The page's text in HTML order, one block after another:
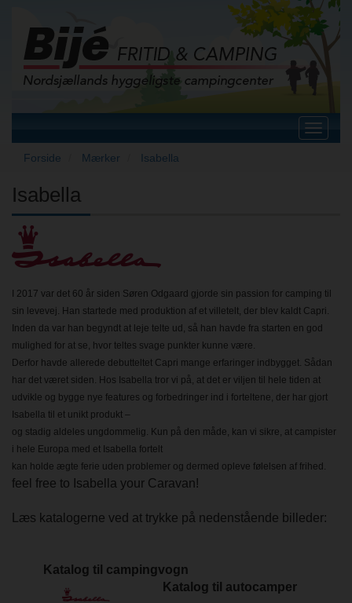
Toggle
Forside
Mærker Isabella
Isabella
I 2017 var det 60 år siden Søren Odgaard gjorde sin passion for camping til
sin levevej. Han startede med produktion af et villetelt, der blev kaldt Capri.
Inden da var han begyndt at leje telte ud, så han havde fra starten en god
mulighed for at se, hvor teltes svage punkter kunne være.
Derfor havde allerede debutteltet Capri mange erfaringer indbygget. Sådan
har det været siden. Hos Isabella tror vi på, at det er viljen til hele tiden at
udvikle og bygge nye features og forbedringer ind i forteltene, der har gjort
Isabella til et unikt produkt –
og stadig aldeles ungdommelig. Kun på den måde, kan vi sikre, at campister
i hele Europa med et Isabella fortelt
kan holde ægte ferie uden problemer og dermed opleve følelsen af frihed.
feel free to Isabella your Caravan!
Læs katalogerne ved at trykke på nedenstående billeder:
Katalog til campingvogn
Katalog til autocamper